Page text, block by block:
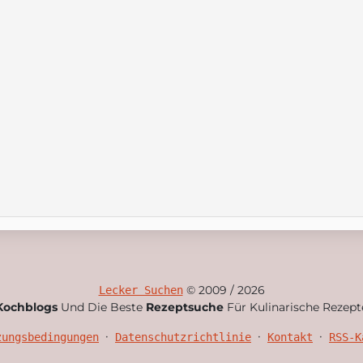
Lecker Suchen© 2009 / 2026
Und Die Beste Rezeptsuche Für Kulinarische
• Datenschutzrichtlinie • Kontakt • RSS-